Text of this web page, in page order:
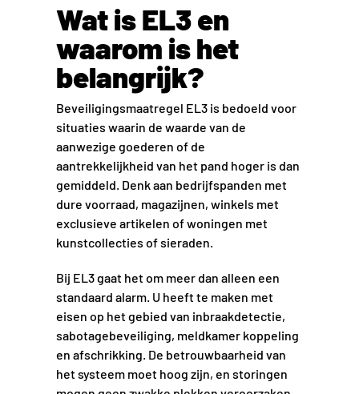
Wat is EL3 en
waarom is het
belangrijk?
Beveiligingsmaatregel EL3 is bedoeld voor
situaties waarin de waarde van de
aanwezige goederen of de
aantrekkelijkheid van het pand hoger is dan
gemiddeld. Denk aan bedrijfspanden met
dure voorraad, magazijnen, winkels met
exclusieve artikelen of woningen met
kunstcollecties of sieraden.
Bij EL3 gaat het om meer dan alleen een
standaard alarm. U heeft te maken met
eisen op het gebied van inbraakdetectie,
sabotagebeveiliging, meldkamer koppeling
en afschrikking. De betrouwbaarheid van
het systeem moet hoog zijn, en storingen